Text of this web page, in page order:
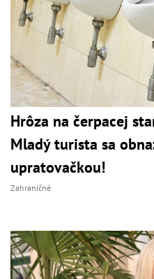
Hrôza na čerpacej
Mladý turista sa
upratovačkou!
Zahraničné